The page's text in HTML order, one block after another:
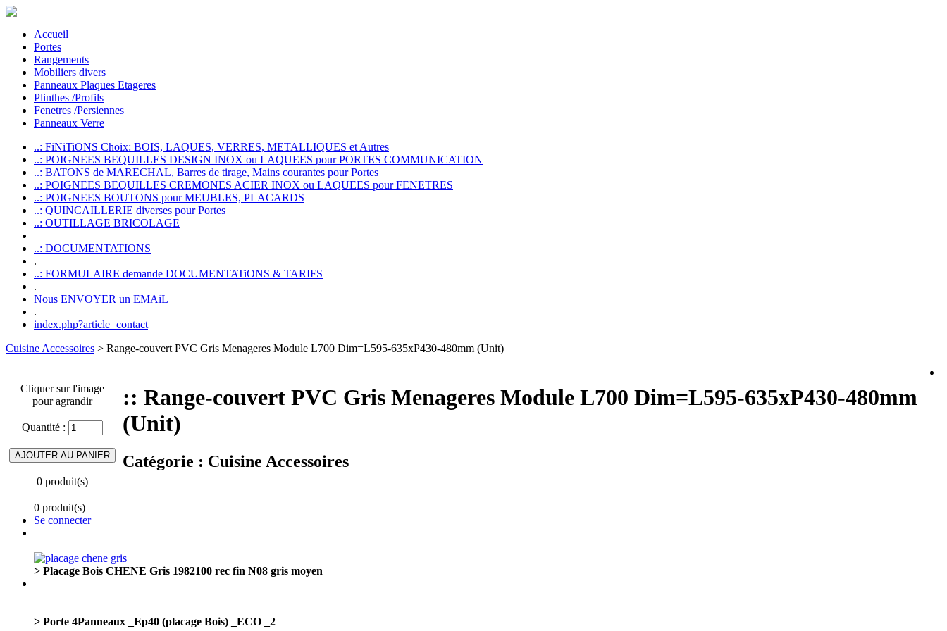
Accueil
Portes
Rangements
Mobiliers divers
Panneaux Plaques Etageres
Plinthes /Profils
Fenetres /Persiennes
Panneaux Verre
..: FiNiTiONS Choix: BOIS, LAQUES, VERRES, METALLIQUES et Autres
..: POIGNEES BEQUILLES DESIGN INOX ou LAQUEES pour PORTES COMMUNICATION
..: BATONS de MARECHAL, Barres de tirage, Mains courantes pour Portes
..: POIGNEES BEQUILLES CREMONES ACIER INOX ou LAQUEES pour FENETRES
..: POIGNEES BOUTONS pour MEUBLES, PLACARDS
..: QUINCAILLERIE diverses pour Portes
..: OUTILLAGE BRICOLAGE
..: DOCUMENTATIONS
.
..: FORMULAIRE demande DOCUMENTATiONS & TARIFS
.
Nous ENVOYER un EMAiL
.
index.php?article=contact
Cuisine Accessoires > Range-couvert PVC Gris Menageres Module L700 Dim=L595-635xP430-480mm (Unit)
Cliquer sur l'image
pour agrandir
Quantité :
0 produit(s)
:: Range-couvert PVC Gris Menageres Module L700 Dim=L595-635xP430-480mm
(Unit)
Catégorie : Cuisine Accessoires
0 produit(s)
Se connecter
> Placage Bois CHENE Gris 1982100 rec fin N08 gris moyen
> Porte 4Panneaux _Ep40 (placage Bois) _ECO _2